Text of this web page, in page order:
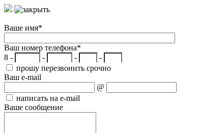
Ваше имя*
Ваш номер телефона*
8 -
- -
-
прошу перезвонить срочно
Ваш e-mail
@
написать на e-mail
Ваше сообщение